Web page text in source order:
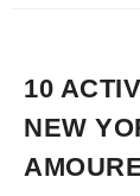
10
NEW